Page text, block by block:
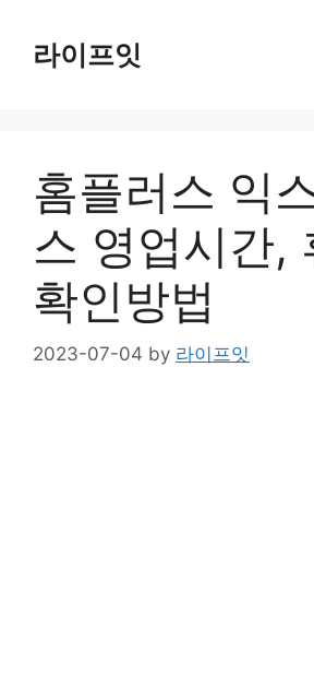
content라이프잇
홈플러스 익
스 영업시간,
확인방법
2023-07-04 by 라이프잇